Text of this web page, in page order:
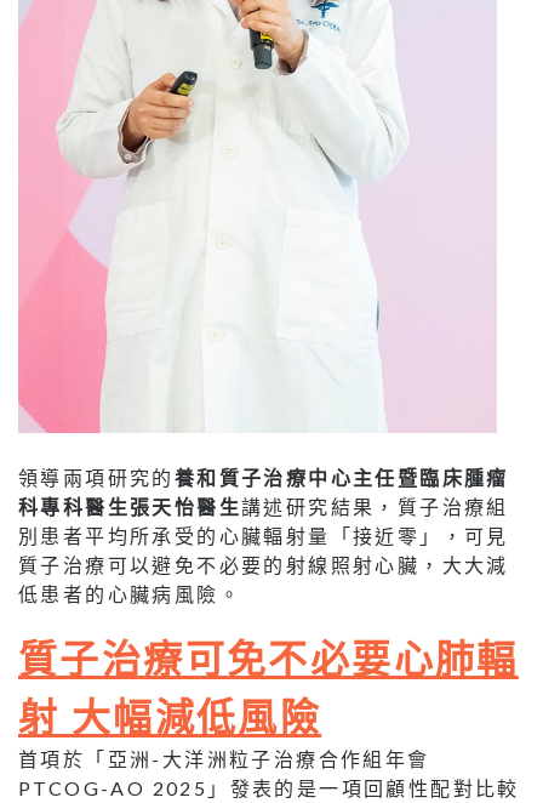
領導兩項研究的 養和質子治療中心主任暨臨床腫瘤
科專科醫生張天怡醫生講述研究結果，質子治療組
別患者平均所承受的心臟輻射量「接近零」，可見
質子治療可以避免不必要的射線照射心臟，大大減
低患者的心臟病風險。
質子治療可免不必要心肺輻
射 大幅減低風險
首項於「亞洲-大洋洲粒子治療合作組年會
PTCOG-AO 2025」發表的是一項回顧性配對比較